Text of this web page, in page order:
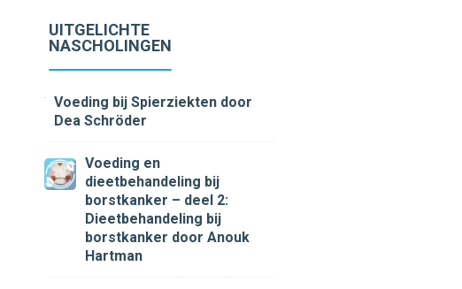
UITGELICHTE
NASCHOLINGEN
Voeding bij Spierziekten door
Dea Schröder
Voeding en
dieetbehandeling bij
borstkanker – deel 2:
Dieetbehandeling bij
borstkanker door Anouk
Hartman